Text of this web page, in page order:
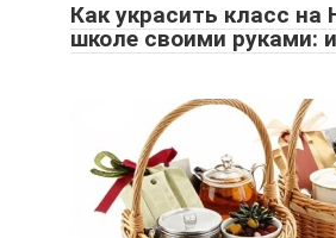
Как украсить класс на
школе своими руками: